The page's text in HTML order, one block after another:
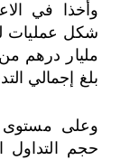
مليار درهم
بلغ إجمالي التدخلات 103,9
وعلى مستوى